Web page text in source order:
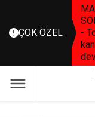
ÇOK ÖZEL
-